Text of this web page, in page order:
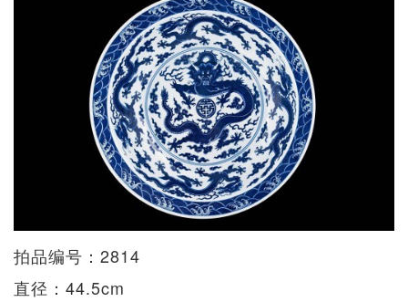
拍品编号：2814
直径：44.5cm